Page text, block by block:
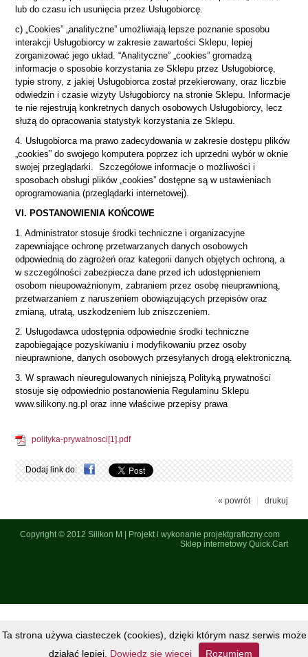
lub do czasu ich usunięcia przez Usługobiorcę.
c) „Cookies” „analityczne” umożliwiają lepsze poznanie sposobu
interakcji Usługobiorcy w zakresie zawartości Sklepu, lepiej
zorganizować jego układ. “Analityczne” „cookies” gromadzą
informacje o sposobie korzystania ze Sklepu przez Usługobiorcę,
typie strony, z jakiej Usługobiorca został przekierowany, oraz liczbie
odwiedzin i czasie wizyty Usługobiorcy na stronie Sklepu. Informacje
te nie rejestrują konkretnych danych osobowych Usługobiorcy, lecz
służą do opracowania statystyk korzystania ze Sklepu.
4. Usługobiorca ma prawo zadecydowania w zakresie dostępu plików
„cookies” do swojego komputera poprzez ich uprzedni wybór w oknie
swojej przeglądarki. Szczegółowe informacje o możliwości i
sposobach obsługi plików „cookies” dostępne są w ustawieniach
oprogramowania (przeglądarki internetowej).
VI. POSTANOWIENIA KOŃCOWE
1. Administrator stosuje środki techniczne i organizacyjne
zapewniające ochronę przetwarzanych danych osobowych
odpowiednią do zagrożeń oraz kategorii danych objętych ochroną, a
w szczególności zabezpiecza dane przed ich udostępnieniem
osobom nieupoważnionym, zabraniem przez osobę nieuprawnioną,
przetwarzaniem z naruszeniem obowiązujących przepisów oraz
zmianą, utratą, uszkodzeniem lub zniszczeniem.
2. Usługodawca udostępnia odpowiednie środki techniczne
zapobiegające pozyskiwaniu i modyfikowaniu przez osoby
nieuprawnione, danych osobowych przesyłanych drogą elektroniczną.
3. W sprawach nieuregulowanych niniejszą Polityką prywatności
stosuje się odpowiednio postanowienia Regulaminu Sklepu
www.silikony.ng.pl oraz inne właściwe przepisy prawa
polityka-prywatnosci[1].pdf
Dodaj link do:
drukuj
« powrót
Copyright © 2012Silikon M
Projekt i wykonanie projektgraficzny.com
Sklep internetowy Quick.Cart
Ta strona używa ciasteczek (cookies), dzięki którym nasz serwis może
działać lepiej. Dowiedz się więcej Rozumiem